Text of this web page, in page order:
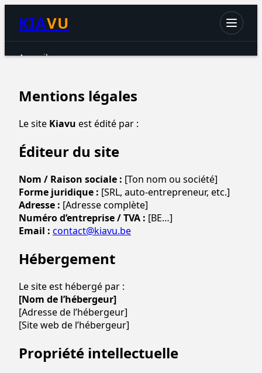
KIAVU
Accueil
Chiens
Aquariophilie
Reptiles & Amphibiens
Accessoires & hygiène
Mentions légales
Le site Kiavu est édité par :
Éditeur du site
Nom / Raison sociale : [Ton nom ou société]
Forme juridique : [SRL, auto-entrepreneur, etc.]
Adresse : [Adresse complète]
Numéro d’entreprise / TVA : [BE…]
Email : contact@kiavu.be
Hébergement
Le site est hébergé par :
[Nom de l’hébergeur]
[Adresse de l’hébergeur]
[Site web de l’hébergeur]
Propriété intellectuelle